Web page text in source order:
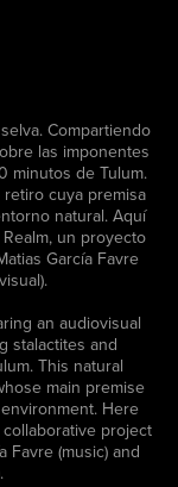
Compartiendo
las imponentes
minutos de Tulum.
cuya premisa
natural. Aquí
un proyecto
García Favre
an audiovisual
stalactites and
This natural
main premise
Here
project
Favre (music) and